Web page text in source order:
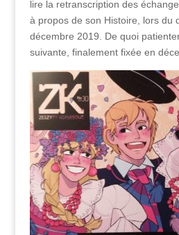
lire la retranscription des
à propos de son Histoire, lors du
décembre 2019. De quoi patienter
suivante, finalement fixée en